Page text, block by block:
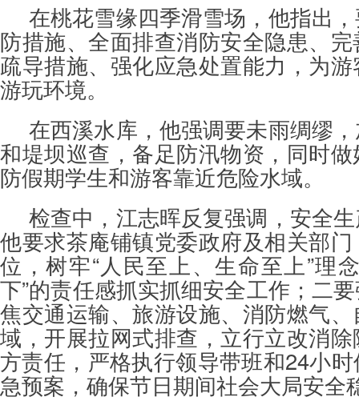
在桃花雪缘四季滑雪场，他指出
防措施、全面排查消防安全隐患、
疏导措施、强化应急处置能力，为
游玩环境。
在西溪水库，他强调要未雨绸缪
和堤坝巡查，备足防汛物资，同时
防假期学生和游客靠近危险水域。
检查中，江志晖反复强调，安全
他要求茶庵铺镇党委政府及相关部
位，树牢“人民至上、生命至上”理
下”的责任感抓实抓细安全工作；二
焦交通运输、旅游设施、消防燃气
域，开展拉网式排查，立行立改消
方责任，严格执行领导带班和24小
急预案，确保节日期间社会大局安全